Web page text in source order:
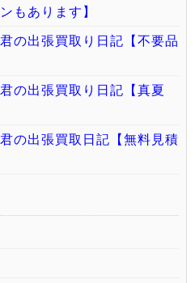
もあります】
の出張買取り日記【不要品
の出張買取り日記【真夏
の出張買取日記【無料見積